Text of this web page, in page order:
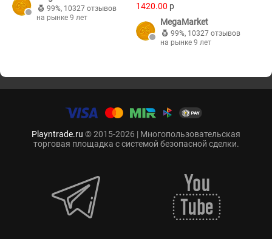
99%, 10327 отзывов
на рынке 9 лет
1420.00 p
MegaMarket
99%, 10327 отзывов
на рынке 9 лет
Playntrade.ru © 2015-2026 | Многопользовательская
торговая площадка с системой безопасной сделки.